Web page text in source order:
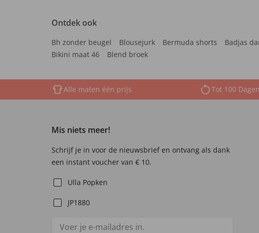
Ontdek ook
Bh zonder beugel Blousejurk Bermuda shorts Badjas
Bikini maat 46
Blend broek
Alle maten één prijs Tot 100
Mis niets meer!
Schrijf je in voor de nieuwsbrief en ontvang als dank
een instant voucher van € 10.
Ulla Popken
JP1880